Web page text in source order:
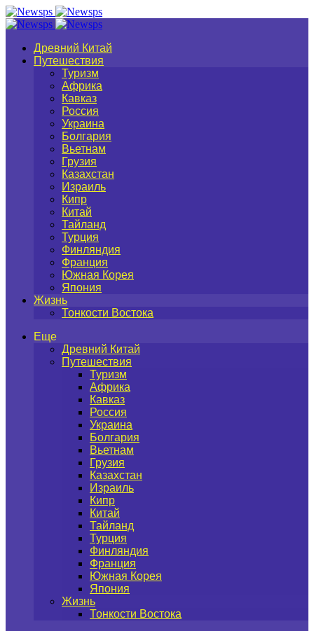
Древний Китай
Путешествия
Туризм
Африка
Кавказ
Россия
Украина
Болгария
Вьетнам
Грузия
Казахстан
Израиль
Кипр
Китай
Тайланд
Турция
Финляндия
Франция
Южная Корея
Япония
Жизнь
Тонкости Востока
Еще
Древний Китай
Путешествия
Туризм
Африка
Кавказ
Россия
Украина
Болгария
Вьетнам
Грузия
Казахстан
Израиль
Кипр
Китай
Тайланд
Турция
Финляндия
Франция
Южная Корея
Япония
Жизнь
Тонкости Востока